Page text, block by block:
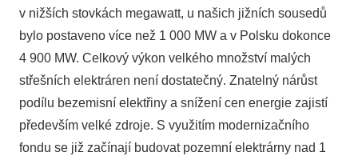
v nižších stovkách megawatt, u našich jižních sousedů
bylo postaveno více než 1 000 MW a v Polsku dokonce
4 900 MW. Celkový výkon velkého množství malých
střešních elektráren není dostatečný. Znatelný nárůst
podílu bezemisní elektřiny a snížení cen energie zajistí
především velké zdroje. S využitím modernizačního
fondu se již začínají budovat pozemní elektrárny nad 1